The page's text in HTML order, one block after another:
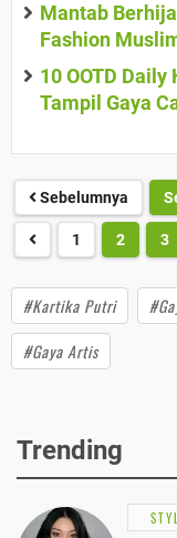
Mantab
Fashion
10 OOTD
Tampil Gaya
Sebelumnya
1 2 3
#Kartika Putri
#Gaya Artis
Trending